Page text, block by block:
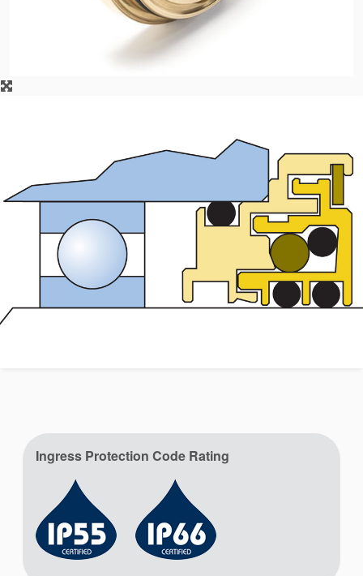
学院
行业指南
Ingress Protection Code Rating